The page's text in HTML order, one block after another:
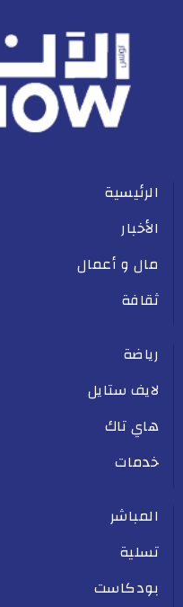
الرئيسية
الأخبار
مال و أعمال
ثقافة
رياضة
لايف ستايل
هاي تاك
خدمات
المباشر
تسلية
بودكاست